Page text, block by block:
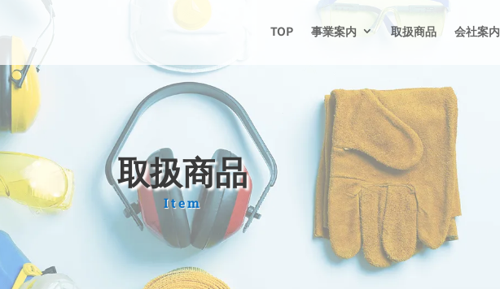
TOP 事業案内 取扱商品 会社案内
取扱商品
Item